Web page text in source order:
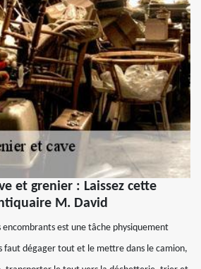
et grenier : Laissez cette
M. David
encombrants est une tâche physiquement
faut dégager tout et le mettre dans le camion,